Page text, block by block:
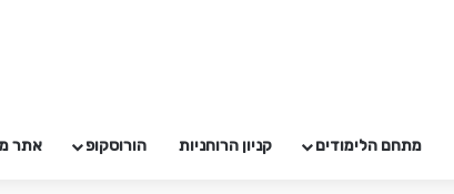
מתחם הלימודים קניון הרוחניות הורוסקופ אתר